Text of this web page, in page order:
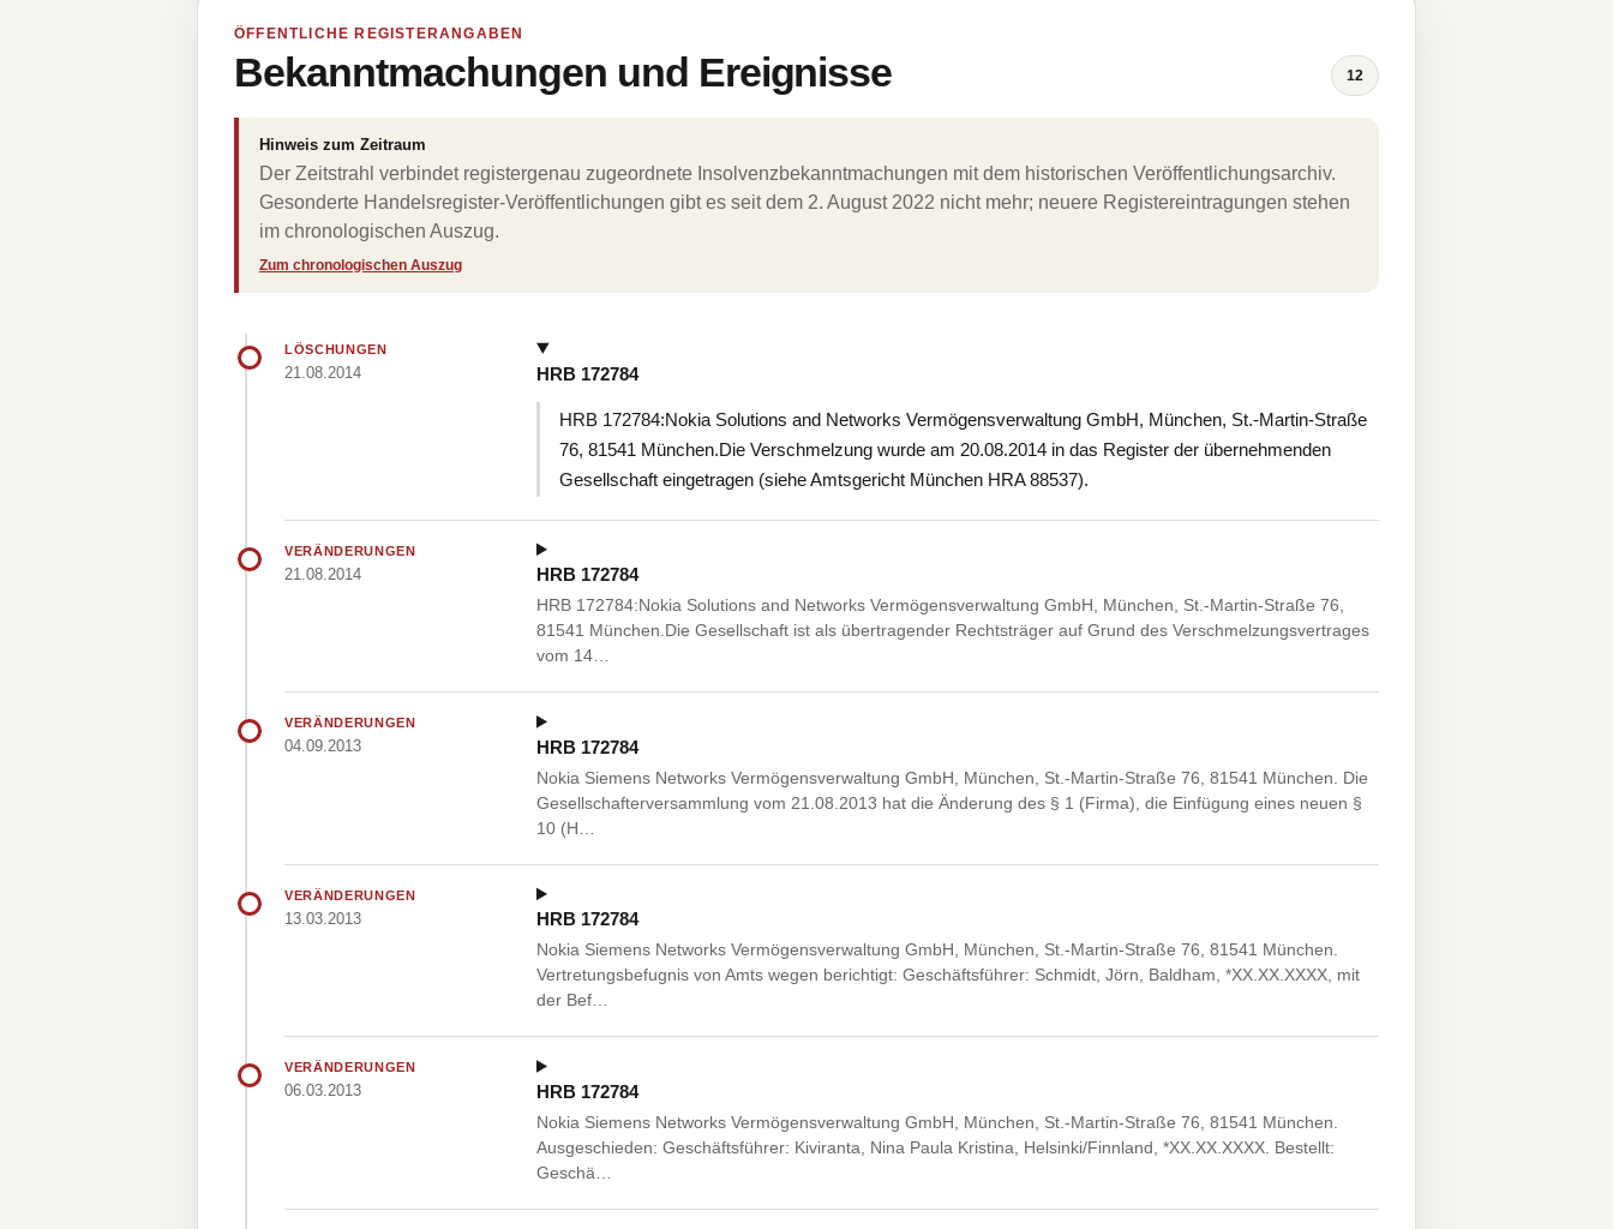
ÖFFENTLICHE REGISTERANGABEN
Bekanntmachungen und Ereignisse 12
Hinweis zum Zeitraum
Der Zeitstrahl verbindet registergenau zugeordnete Insolvenzbekanntmachungen mit dem historischen Veröffentlichungsarchiv.
Gesonderte Handelsregister-Veröffentlichungen gibt es seit dem 2. August 2022 nicht mehr; neuere Registereintragungen stehen
im chronologischen Auszug.
Zum chronologischen Auszug
LÖSCHUNGEN
21.08.2014 HRB 172784
HRB 172784:Nokia Solutions and Networks Vermögensverwaltung GmbH, München, St.-Martin-Straße
76, 81541 München.Die Verschmelzung wurde am 20.08.2014 in das Register der übernehmenden
Gesellschaft eingetragen (siehe Amtsgericht München HRA 88537).
VERÄNDERUNGEN
21.08.2014 HRB 172784
HRB 172784:Nokia Solutions and Networks Vermögensverwaltung GmbH, München, St.-Martin-Straße 76,
81541 München.Die Gesellschaft ist als übertragender Rechtsträger auf Grund des Verschmelzungsvertrages
vom 14…
VERÄNDERUNGEN
04.09.2013 HRB 172784
Nokia Siemens Networks Vermögensverwaltung GmbH, München, St.-Martin-Straße 76, 81541 München. Die
Gesellschafterversammlung vom 21.08.2013 hat die Änderung des § 1 (Firma), die Einfügung eines neuen §
10 (H…
VERÄNDERUNGEN
13.03.2013 HRB 172784
Nokia Siemens Networks Vermögensverwaltung GmbH, München, St.-Martin-Straße 76, 81541 München.
Vertretungsbefugnis von Amts wegen berichtigt: Geschäftsführer: Schmidt, Jörn, Baldham, *XX.XX.XXXX, mit
der Bef…
VERÄNDERUNGEN
06.03.2013 HRB 172784
Nokia Siemens Networks Vermögensverwaltung GmbH, München, St.-Martin-Straße 76, 81541 München.
Ausgeschieden: Geschäftsführer: Kiviranta, Nina Paula Kristina, Helsinki/Finnland, *XX.XX.XXXX. Bestellt:
Geschä…